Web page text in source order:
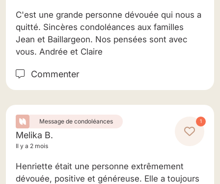
C'est une grande personne dévouée qui nous a
quitté. Sincères condoléances aux familles
Jean et Baillargeon. Nos pensées sont avec
vous. Andrée et Claire
Commenter
Message de condoléances
Melika B.
Il y a 2 mois
1
Henriette était une personne extrêmement
dévouée, positive et généreuse. Elle a toujours